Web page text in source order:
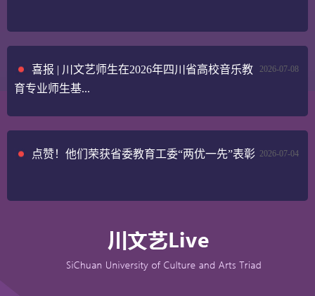
2026-07-08
喜报 | 川文艺师生在2026年四川省高校音乐教
育专业师生基...
2026-07-04
点赞！他们荣获省委教育工委“两优一先”表彰